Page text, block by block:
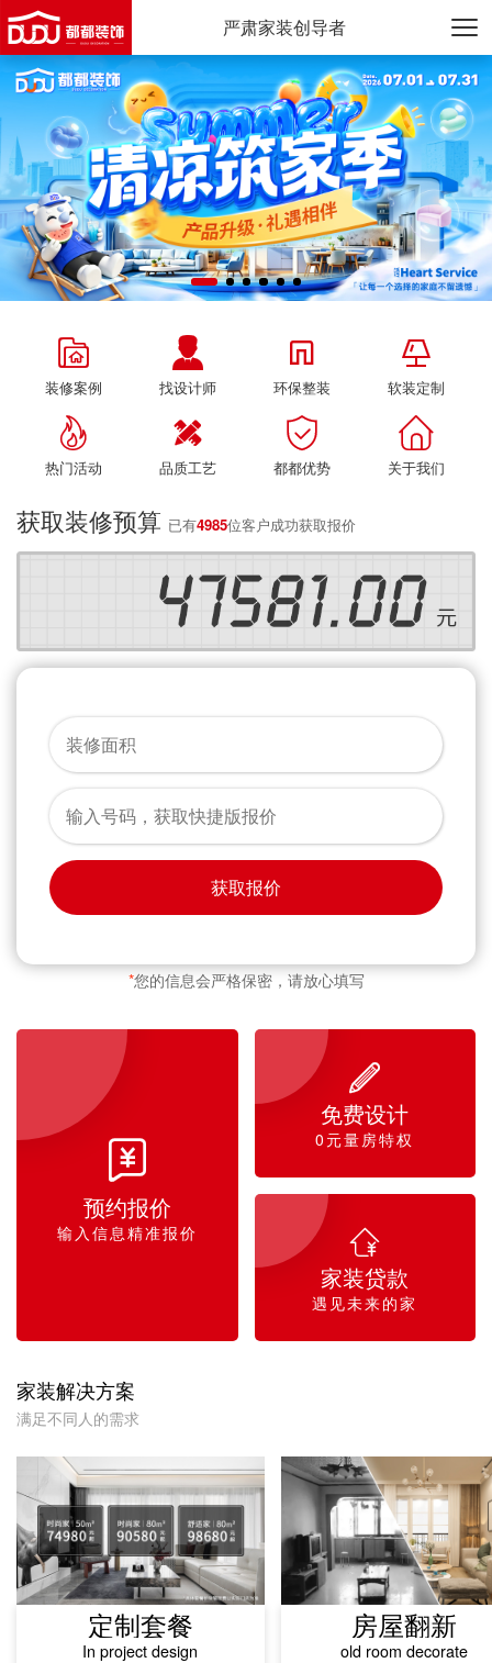
严肃家装创导者

装修案例

找设计师

环保整装

软装定制

热门活动

品质工艺

都都优势

关于我们
获取装修预算 已有4985位客户成功获取报价
获取报价
*您的信息会严格保密，请放心填写

预约报价
输入信息精准报价

免费设计
0元量房特权

家装贷款
遇见未来的家
家装解决方案
满足不同人的需求
定制套餐
In project design
房屋翻新
old room decorate